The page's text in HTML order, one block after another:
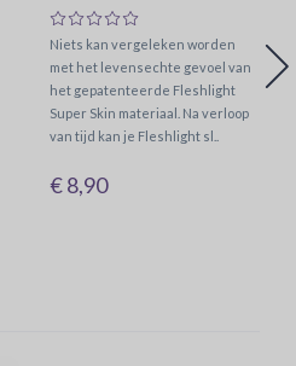
Niets kan vergeleken worden
met het levensechte gevoel van
het gepatenteerde Fleshlight
Super Skin materiaal. Na verloop
van tijd kan je Fleshlight sl..
€ 8,90